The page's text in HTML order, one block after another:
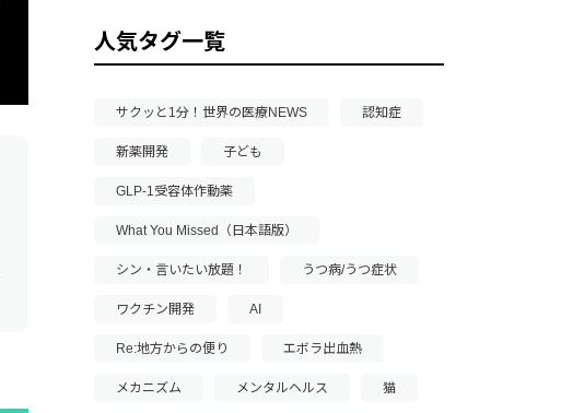
人気タグ一覧
サクッと1分！世界の医療NEWS 認知症
新薬開発 子ども
GLP-1受容体作動薬
What You Missed（日本語版）
シン・言いたい放題！ うつ病/うつ症状
ワクチン開発 AI
Re:地方からの便り エボラ出血熱
メカニズム メンタルヘルス 猫